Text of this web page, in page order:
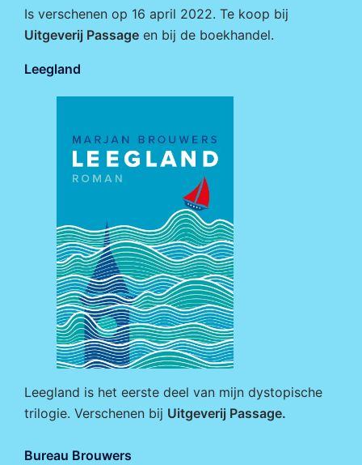
Is verschenen op 16 april 2022. Te koop bij
Uitgeverij Passage en bij de boekhandel.
Leegland
Leegland is het eerste deel van mijn dystopische
trilogie. Verschenen bij Uitgeverij Passage.
Bureau Brouwers